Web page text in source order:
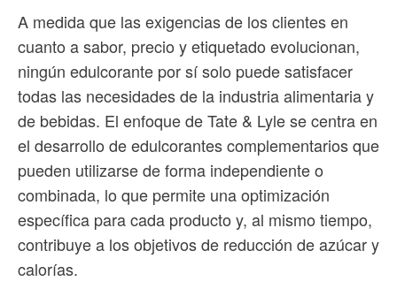
A medida que las exigencias de los clientes en
cuanto a sabor, precio y etiquetado evolucionan,
ningún edulcorante por sí solo puede satisfacer
todas las necesidades de la industria alimentaria y
de bebidas. El enfoque de Tate & Lyle se centra en
el desarrollo de edulcorantes complementarios que
pueden utilizarse de forma independiente o
combinada, lo que permite una optimización
específica para cada producto y, al mismo tiempo,
contribuye a los objetivos de reducción de azúcar y
calorías.